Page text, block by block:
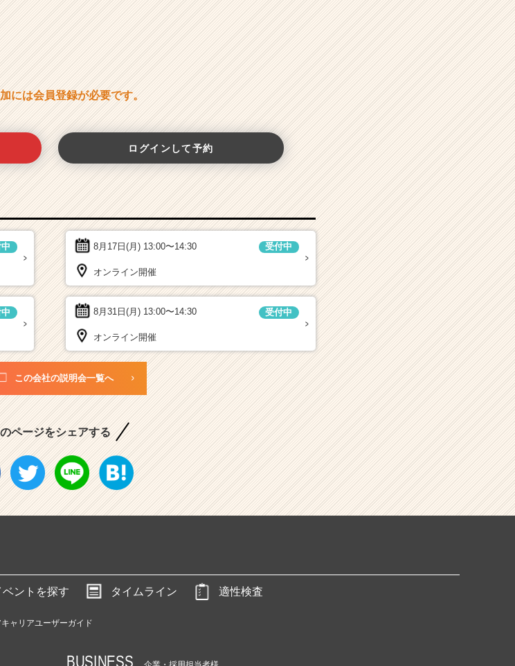
には会員登録が必要です。
ログインして予約
8月17日(月) 13:00〜14:30 受付中
オンライン開催
8月31日(月) 13:00〜14:30 受付中
オンライン開催
この会社の説明会一覧へ
ページをシェアする
ベントを探す タイムライン 適性検査
ャリアユーザーガイド
BUSINESS